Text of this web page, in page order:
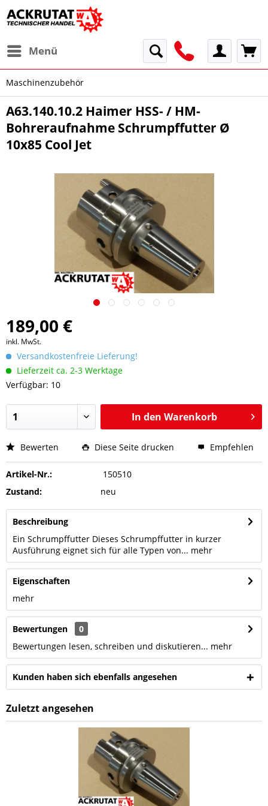
Menü
Maschinenzubehör
A63.140.10.2 Haimer HSS- / HM-
Bohreraufnahme Schrumpffutter Ø
10x85 Cool Jet
189,00 €
inkl. MwSt.
Versandkostenfreie Lieferung!
Lieferzeit ca. 2-3 Werktage
Verfügbar: 10
In den Warenkorb
Bewerten Diese Seite drucken Empfehlen
Artikel-Nr.:
150510
Zustand:
neu
Beschreibung
Ein Schrumpffutter Dieses Schrumpffutter in kurzer
Ausführung eignet sich für alle Typen von... mehr
Eigenschaften
mehr
Bewertungen
0
Bewertungen lesen, schreiben und diskutieren... mehr
Kunden haben sich ebenfalls angesehen
Zuletzt angesehen